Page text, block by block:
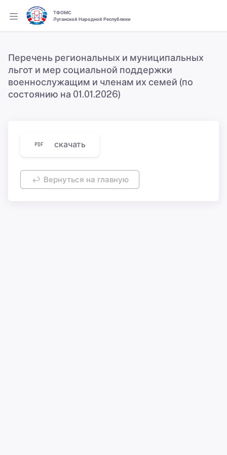
ТФОМС
Луганской Народной Республики
Перечень региональных и муниципальных
льгот и мер социальной поддержки
военнослужащим и членам их семей (по
состоянию на 01.01.2026)
скачать
Вернуться на главную